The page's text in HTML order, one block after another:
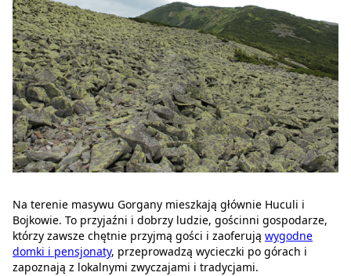
Na terenie masywu Gorgany mieszkają głównie Huculi i
Bojkowie. To przyjaźni i dobrzy ludzie, gościnni gospodarze,
którzy zawsze chętnie przyjmą gości i zaoferują wygodne
domki i pensjonaty, przeprowadzą wycieczki po górach i
zapoznają z lokalnymi zwyczajami i tradycjami.